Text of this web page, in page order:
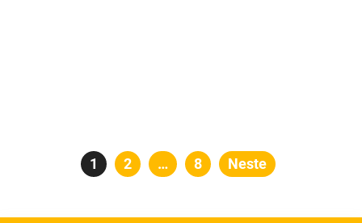
Posts
Side
1 Side
2 … Side
8 Neste